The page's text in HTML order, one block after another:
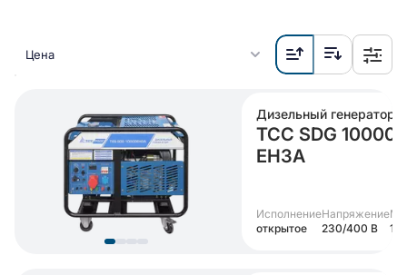
Цена
Дизельный генератор
ТСС SDG 10000
EH3A
Исполнение
открытое
Напряжение
230/400 В
10